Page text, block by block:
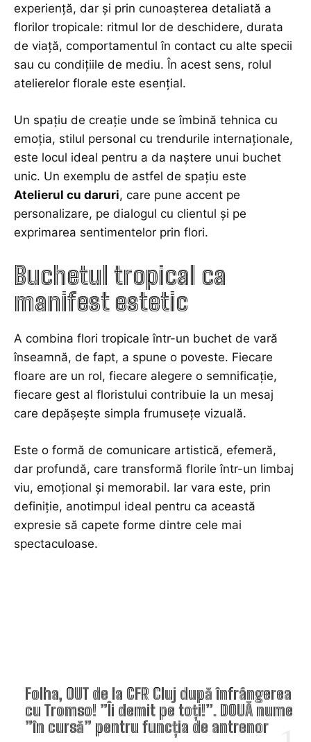
Folha, OUT de la CFR Cluj după înfrângerea
cu Tromso! ”Îi demit pe toți!”. DOUĂ nume
”în cursă” pentru funcția de antrenor
experiență, dar și prin cunoașterea detaliată a
florilor tropicale: ritmul lor de deschidere, durata
de viață, comportamentul în contact cu alte specii
sau cu condițiile de mediu. În acest sens, rolul
atelierelor florale este esențial.
Un spațiu de creație unde se îmbină tehnica cu
emoția, stilul personal cu trendurile internaționale,
este locul ideal pentru a da naștere unui buchet
unic. Un exemplu de astfel de spațiu este
Atelierul cu daruri, care pune accent pe
personalizare, pe dialogul cu clientul și pe
exprimarea sentimentelor prin flori.
Buchetul tropical ca
manifest estetic
A combina flori tropicale într-un buchet de vară
înseamnă, de fapt, a spune o poveste. Fiecare
floare are un rol, fiecare alegere o semnificație,
fiecare gest al floristului contribuie la un mesaj
care depășește simpla frumusețe vizuală.
Este o formă de comunicare artistică, efemeră,
dar profundă, care transformă florile într-un limbaj
viu, emoțional și memorabil. Iar vara este, prin
definiție, anotimpul ideal pentru ca această
expresie să capete forme dintre cele mai
spectaculoase.